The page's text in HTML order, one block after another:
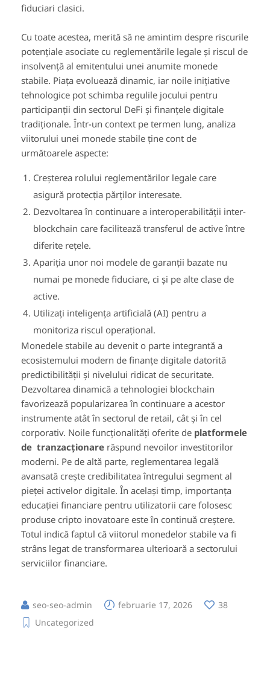
fiduciari clasici.
Cu toate acestea, merită să ne amintim despre riscurile
potențiale asociate cu reglementările legale și riscul de
insolvență al emitentului unei anumite monede
stabile. Piața evoluează dinamic, iar noile inițiative
tehnologice pot schimba regulile jocului pentru
participanții din sectorul DeFi și finanțele digitale
tradiționale. Într-un context pe termen lung, analiza
viitorului unei monede stabile ține cont de
următoarele aspecte:
Creșterea rolului reglementărilor legale care
asigură protecția părților interesate.
Dezvoltarea în continuare a interoperabilității inter-
blockchain care facilitează transferul de active între
diferite rețele.
Apariția unor noi modele de garanții bazate nu
numai pe monede fiduciare, ci și pe alte clase de
active.
Utilizați inteligența artificială (AI) pentru a
monitoriza riscul operațional.
Monedele stabile au devenit o parte integrantă a
ecosistemului modern de finanțe digitale datorită
predictibilității și nivelului ridicat de securitate.
Dezvoltarea dinamică a tehnologiei blockchain
favorizează popularizarea în continuare a acestor
instrumente atât în sectorul de retail, cât și în cel
corporativ. Noile funcționalități oferite de platformele
de tranzacționare răspund nevoilor investitorilor
moderni. Pe de altă parte, reglementarea legală
avansată crește credibilitatea întregului segment al
pieței activelor digitale. În același timp, importanța
educației financiare pentru utilizatorii care folosesc
produse cripto inovatoare este în continuă creștere.
Totul indică faptul că viitorul monedelor stabile va fi
strâns legat de transformarea ulterioară a sectorului
serviciilor financiare.
seo-seo-admin februarie 17, 2026
38
Uncategorized